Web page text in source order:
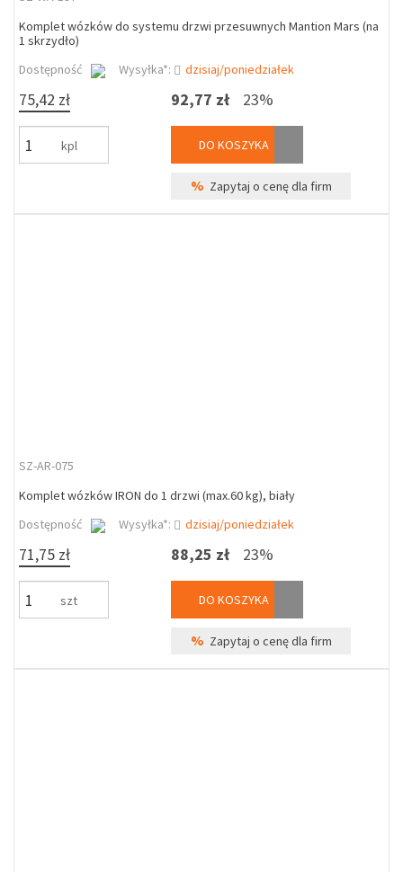
Komplet wózków do systemu drzwi przesuwnych Mantion Mars (na
1 skrzydło)
Dostępność
Wysyłka*: dzisiaj/poniedziałek
75,42 zł
kpl
92,77 zł 23%
DO KOSZYKA
% Zapytaj o cenę dla firm
SZ-AR-075
Komplet wózków IRON do 1 drzwi (max.60 kg), biały
Dostępność
Wysyłka*: dzisiaj/poniedziałek
71,75 zł
szt
88,25 zł 23%
DO KOSZYKA
% Zapytaj o cenę dla firm